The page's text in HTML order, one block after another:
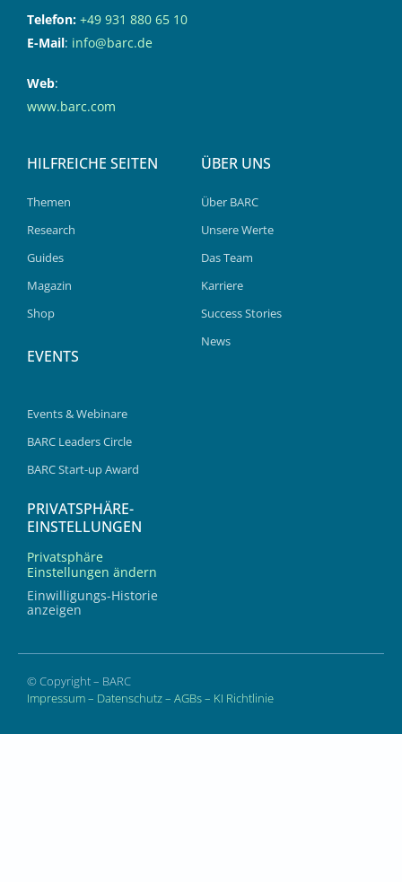
Telefon: +49 931 880 65 10
E-Mail: info@barc.de
Web:
www.barc.com
HILFREICHE SEITEN
Themen
Research
Guides
Magazin
Shop
EVENTS
Events & Webinare
BARC Leaders Circle
BARC Start-up Award
ÜBER UNS
Über BARC
Unsere Werte
Das Team
Karriere
Success Stories
News
PRIVATSPHÄRE-
EINSTELLUNGEN
Privatsphäre
Einstellungen ändern
Einwilligungs-Historie
anzeigen
© Copyright – BARC
Impressum– Datenschutz– AGBs– KI Richtlinie